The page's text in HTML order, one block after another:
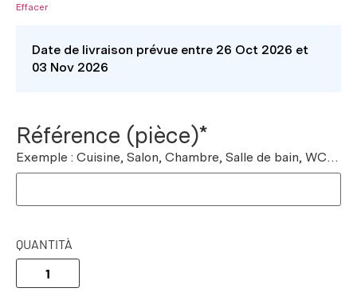
Effacer
Date de livraison prévue entre 26 Oct 2026 et
03 Nov 2026
Référence (pièce)*
Exemple : Cuisine, Salon, Chambre, Salle de bain, WC…
QUANTITÀ